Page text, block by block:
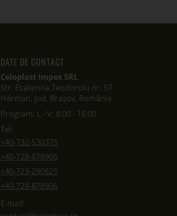
DATE DE CONTACT
Celoplast Impex SRL
Str. Ecaterina Teodoroiu nr. 57
Hărman, jud. Brașov, România
Program: L - V: 8:00 - 16:00
Tel:
+40-732-530375
+40-728-878905
+40-723-290825
+40-728-878906
E-mail: